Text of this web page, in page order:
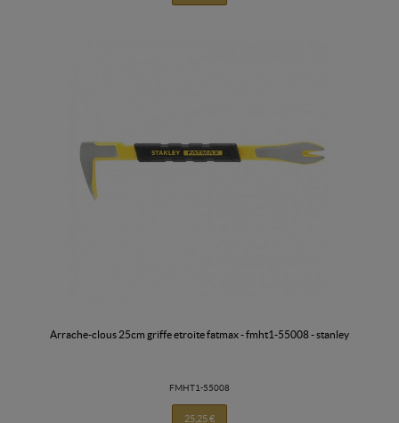
arrache-clous 25cm griffe etroite fatmax - fmht1-55008 - stanley
FMHT1-55008
25,25 €